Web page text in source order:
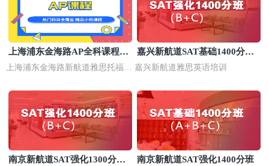
上海浦东金海路AP全科课程培
训
上海浦东金海路新航道雅思托福培
嘉兴新航道SAT基础1400分培
训班
嘉兴新航道雅思英语培训
南京新航道SAT强化1300分培
南京新航道SAT强化1400分班